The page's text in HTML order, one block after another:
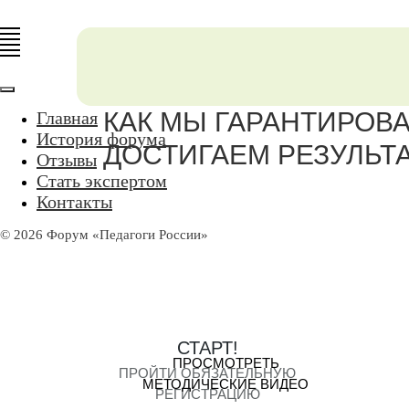
Главная
История форума
Отзывы
Стать экспертом
Контакты
© 2026 Форум «Педагоги России»
КАК МЫ
ДОСТИГАЕМ
СТАРТ!
ПРОЙТИ ОБЯЗАТЕЛЬНУЮ
РЕГИСТРАЦИЮ
ПРОСМОТРЕТЬ
МЕТОДИЧЕСКИЕ ВИДЕО